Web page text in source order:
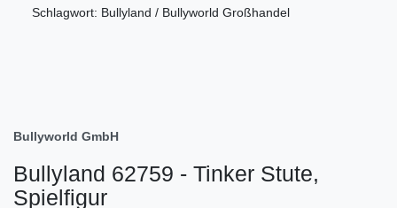
Schlagwort: Bullyland / Bullyworld Großhandel
Bullyworld GmbH
Bullyland 62759 - Tinker Stute,
Spielfigur